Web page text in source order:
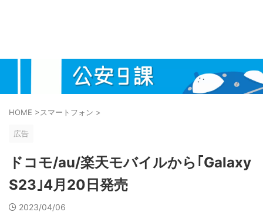
HOME >スマートフォン >
広告
ドコモ/au/楽天モバイルから｢Galaxy
S23｣4月20日発売
2023/04/06